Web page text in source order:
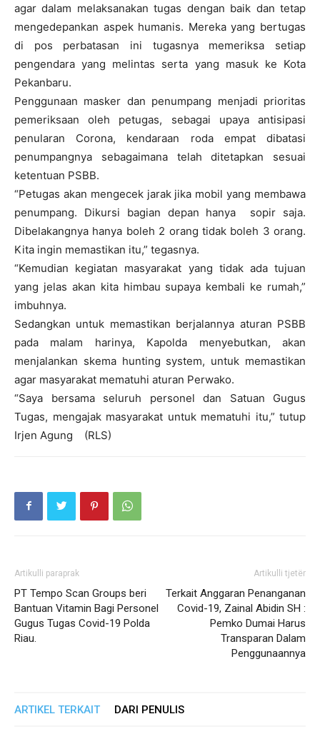
agar dalam melaksanakan tugas dengan baik dan tetap
mengedepankan aspek humanis. Mereka yang bertugas
di pos perbatasan ini tugasnya memeriksa setiap
pengendara yang melintas serta yang masuk ke Kota
Pekanbaru.
Penggunaan masker dan penumpang menjadi prioritas
pemeriksaan oleh petugas, sebagai upaya antisipasi
penularan Corona, kendaraan roda empat dibatasi
penumpangnya sebagaimana telah ditetapkan sesuai
ketentuan PSBB.
“Petugas akan mengecek jarak jika mobil yang membawa
penumpang. Dikursi bagian depan hanya sopir saja.
Dibelakangnya hanya boleh 2 orang tidak boleh 3 orang.
Kita ingin memastikan itu,” tegasnya.
“Kemudian kegiatan masyarakat yang tidak ada tujuan
yang jelas akan kita himbau supaya kembali ke rumah,”
imbuhnya.
Sedangkan untuk memastikan berjalannya aturan PSBB
pada malam harinya, Kapolda menyebutkan, akan
menjalankan skema hunting system, untuk memastikan
agar masyarakat mematuhi aturan Perwako.
“Saya bersama seluruh personel dan Satuan Gugus
Tugas, mengajak masyarakat untuk mematuhi itu,” tutup
Irjen Agung (RLS)
Artikulli paraprak
PT Tempo Scan Groups beri
Bantuan Vitamin Bagi Personel
Gugus Tugas Covid-19 Polda
Riau.
Artikulli tjetër
Terkait Anggaran Penanganan
Covid-19, Zainal Abidin SH :
Pemko Dumai Harus
Transparan Dalam
Penggunaannya
ARTIKEL TERKAIT DARI PENULIS